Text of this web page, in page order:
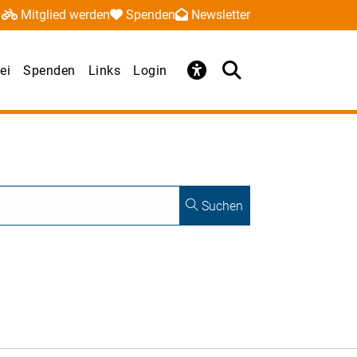
Mitglied werden Spenden Newsletter
Spenden Links Login
Suchen